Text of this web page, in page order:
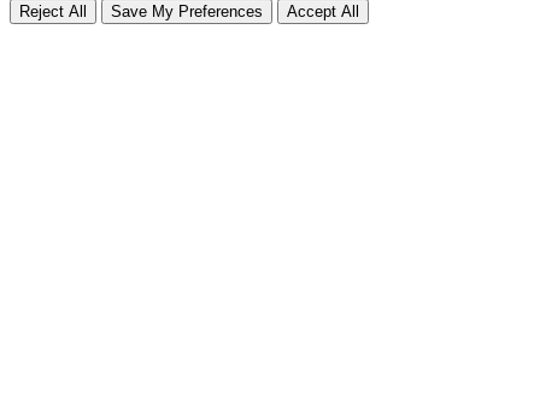
Reject All Save My Preferences Accept All